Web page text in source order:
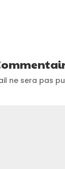
ne sera pas